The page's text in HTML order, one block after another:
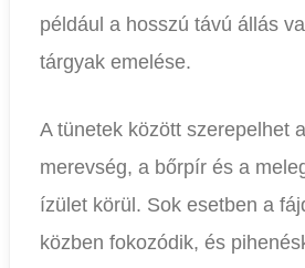
például a hosszú távú állás
tárgyak emelése.
A tünetek között szerepelhet
merevség, a bőrpír és a
ízület körül. Sok esetben a
közben fokozódik, és